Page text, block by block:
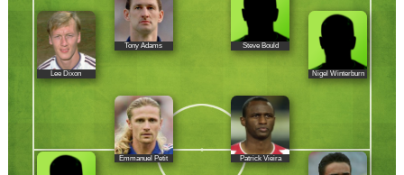
Lee Dixon
Tony Adams Steve Bould
Nigel Winterburn
Emmanuel Petit Patrick Vieira